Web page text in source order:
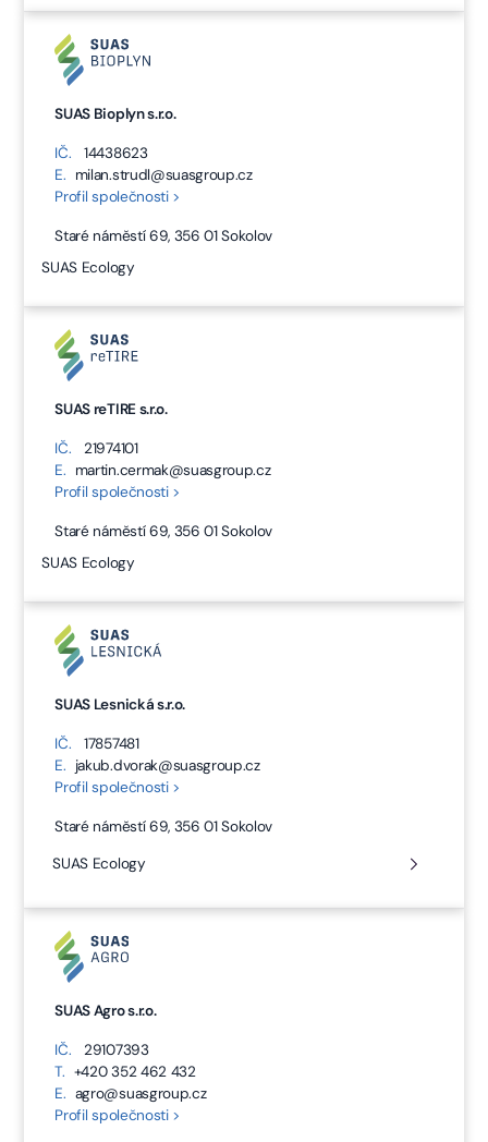
SUAS Bioplyn s.r.o.
IČ.
14438623
E. milan.strudl@suasgroup.cz
Profil společnosti >
Staré náměstí 69, 356 01 Sokolov
SUAS Ecology
SUAS reTIRE s.r.o.
IČ.
21974101
E. martin.cermak@suasgroup.cz
Profil společnosti >
Staré náměstí 69, 356 01 Sokolov
SUAS Ecology
SUAS Lesnická s.r.o.
IČ.
17857481
E. jakub.dvorak@suasgroup.cz
Profil společnosti >
Staré náměstí 69, 356 01 Sokolov
SUAS Ecology
SUAS Agro s.r.o.
IČ.
29107393
T. +420 352 462 432
E. agro@suasgroup.cz
Profil společnosti >